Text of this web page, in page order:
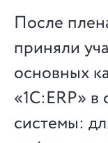
После
приняли
основных
«1С:ERP»
системы: